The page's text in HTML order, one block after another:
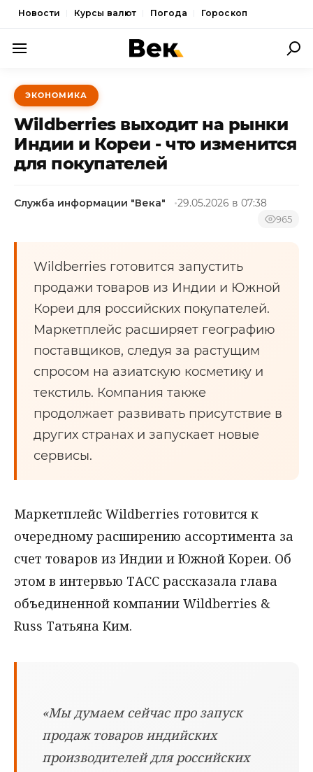
Новости Курсы валют Погода Гороскоп
ПОЛИТИКА
ЭКОНОМИКА
ОБЩЕСТВО
СПОРТ
ЭКОНОМИКА
Wildberries выходит на рынки
Индии и Кореи - что изменится
для покупателей
Служба информации "Века" 29.05.2026 в 07:38
965
Wildberries готовится запустить
продажи товаров из Индии и Южной
Кореи для российских покупателей.
Маркетплейс расширяет географию
поставщиков, следуя за растущим
спросом на азиатскую косметику и
текстиль. Компания также
продолжает развивать присутствие в
других странах и запускает новые
сервисы.
Маркетплейс Wildberries готовится к
очередному расширению ассортимента за
счет товаров из Индии и Южной Кореи. Об
этом в интервью ТАСС рассказала глава
объединенной компании Wildberries &
Russ Татьяна Ким.
«Мы думаем сейчас про запуск
продаж товаров индийских
производителей для российских